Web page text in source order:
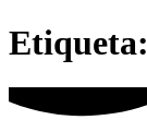
Etiqueta: